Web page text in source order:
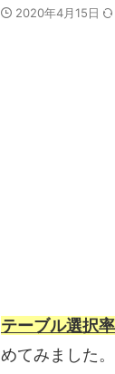
2020年4月15日
テーブル選択
めてみました。